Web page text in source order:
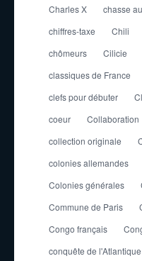
Charles X
chasse
chiffres-taxe
Chili
chômeurs
Cilicie
classiques de France
clefs pour débuter
coeur
Collaboration
collection originale
colonies allemandes
Colonies générales
Commune de Paris
Congo français
conquête de